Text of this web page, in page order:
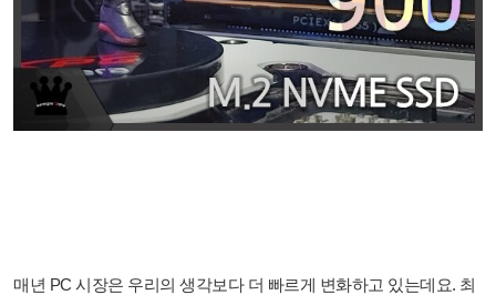
매년 PC 시장은 우리의 생각보다 더 빠르게 변화하고 있는데요. 최